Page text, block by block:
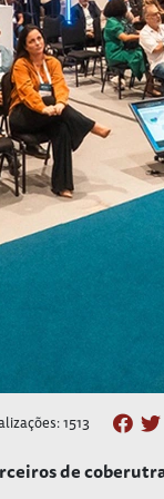
1513
de